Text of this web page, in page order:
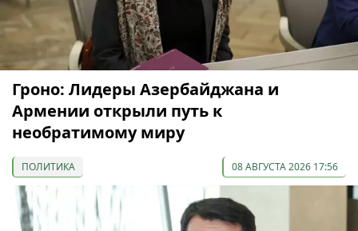
Гроно: Лидеры Азербайджана и
Армении открыли путь к
необратимому миру
ПОЛИТИКА 08 АВГУСТА 2026 17:56